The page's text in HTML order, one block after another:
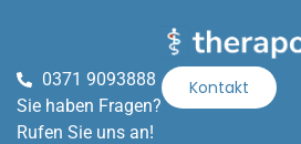
0371 9093888
Sie haben Fragen?
Rufen Sie uns an!
Kontakt